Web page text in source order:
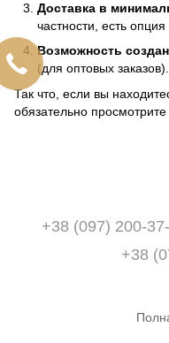
Доставка в
частности, есть
Возможность
(для оптовых заказов).
Так что, если вы
обязательно
+38 (097) 200-
+38